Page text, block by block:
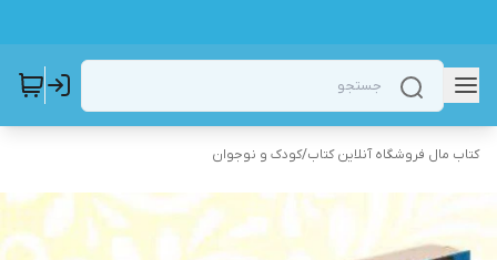
کتاب مال فروشگاه آنلاین کتاب/کودک و نوجوان